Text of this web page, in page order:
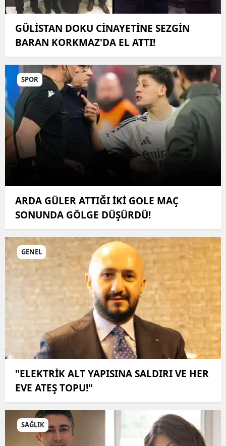
GÜLİSTAN DOKU CİNAYETİNE SEZGİN
BARAN KORKMAZ'DA EL ATTI!
SPOR
ARDA GÜLER ATTIĞI İKİ GOLE MAÇ
SONUNDA GÖLGE DÜŞÜRDÜ!
GENEL
"ELEKTRİK ALT YAPISINA SALDIRI VE HER
EVE ATEŞ TOPU!"
SAĞLIK